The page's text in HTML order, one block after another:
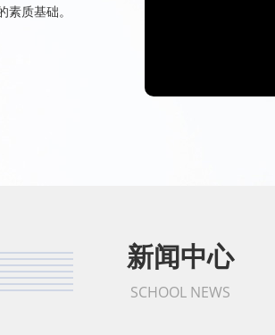
质基础。
新闻中心
SCHOOL NEWS